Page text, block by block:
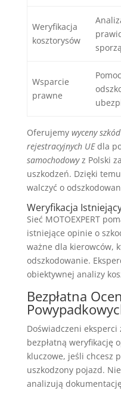
Weryfikacja
kosztorysów
Wsparcie
prawne
Oferujemy wyceny
rejestracyjnych UEdla
samochodowyz Polski
uszkodzeń. Dzięki
walczyć o
Weryfikacja
Sieć MOTOEXPERT
istniejące opinie o
ważne dla kierowców,
odszkodowanie.
obiektywnej analizy
Bezpłatna
Doświadczeni eksperci
bezpłatną weryfikację
kluczowe, jeśli chcesz
uszkodzony pojazd.
analizują